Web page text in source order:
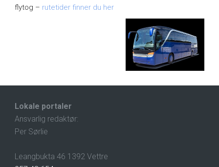
flytog – rutetider finner du her
Lokale portaler
Ansvarlig redaktør:
Per Sørlie
Leangbukta 46 1392 Vettre